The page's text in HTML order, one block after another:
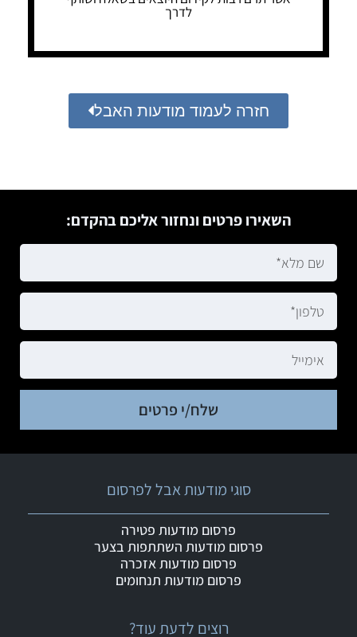
לדרך
חזרה לעמוד מודעות האבל
השאירו פרטים ונחזור אליכם בהקדם:
שלח/י פרטים
רוצים לדעת עוד?
סוגי מודעות אבל לפרסום
פרסום מודעות פטירה
פרסום מודעות השתתפות בצער
פרסום מודעות אזכרה
פרסום מודעות תנחומים